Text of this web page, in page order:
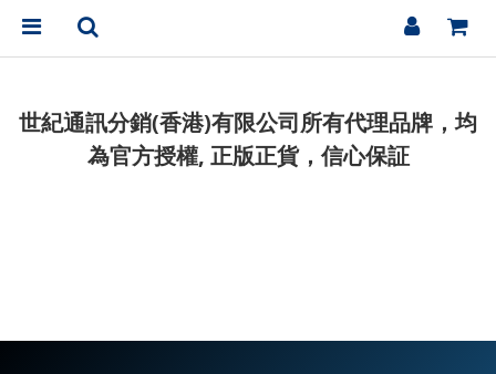
世紀通訊分銷(香港)有限公司所有代理品牌，均
為官方授權, 正版正貨，信心保証